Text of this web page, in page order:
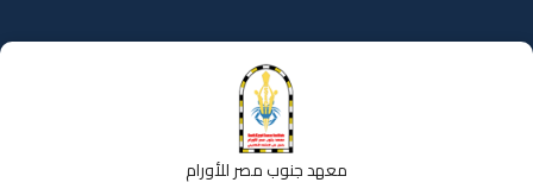
إلى
المحتوى
معهد جنوب مصر للأورام